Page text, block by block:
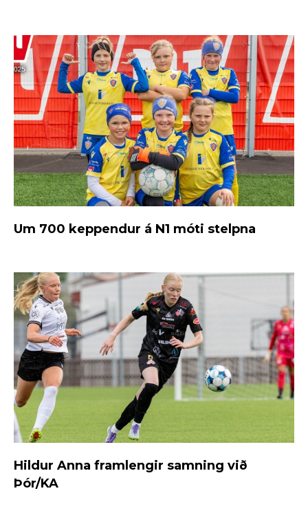
Um 700 keppendur á N1 móti stelpna
Hildur Anna framlengir samning við
Þór/KA